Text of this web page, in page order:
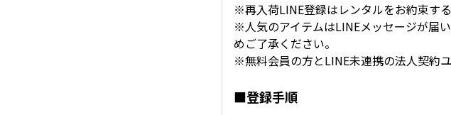
※再入荷LINE登録はレンタルをお約束す
※人気のアイテムはLINEメッセージが届
めご了承ください。
※無料会員の方とLINE未連携の法人契約
■登録手順